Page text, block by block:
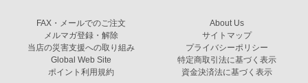
FAX・メールでのご注文
メルマガ登録・解除
当店の災害支援への取り組み
Global Web Site
ポイント利用規約
About Us
サイトマップ
プライバシーポリシー
特定商取引法に基づく表示
資金決済法に基づく表示